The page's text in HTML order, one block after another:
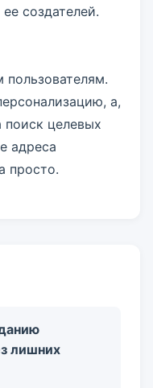
создателей.
а,
поиск целевых
адреса
просто.
лишних